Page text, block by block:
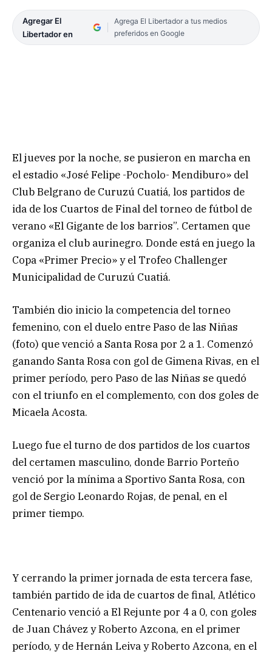
Agregar El
Libertador en
Agrega El Libertador a tus medios
preferidos en Google
El jueves por la noche, se pusieron en marcha en
el estadio «José Felipe -Pocholo- Mendiburo» del
Club Belgrano de Curuzú Cuatiá, los partidos de
ida de los Cuartos de Final del torneo de fútbol de
verano «El Gigante de los barrios”. Certamen que
organiza el club aurinegro. Donde está en juego la
Copa «Primer Precio» y el Trofeo Challenger
Municipalidad de Curuzú Cuatiá.
También dio inicio la competencia del torneo
femenino, con el duelo entre Paso de las Niñas
(foto) que venció a Santa Rosa por 2 a 1. Comenzó
ganando Santa Rosa con gol de Gimena Rivas, en el
primer período, pero Paso de las Niñas se quedó
con el triunfo en el complemento, con dos goles de
Micaela Acosta.
Luego fue el turno de dos partidos de los cuartos
del certamen masculino, donde Barrio Porteño
venció por la mínima a Sportivo Santa Rosa, con
gol de Sergio Leonardo Rojas, de penal, en el
primer tiempo.
Y cerrando la primer jornada de esta tercera fase,
también partido de ida de cuartos de final, Atlético
Centenario venció a El Rejunte por 4 a 0, con goles
de Juan Chávez y Roberto Azcona, en el primer
período, y de Hernán Leiva y Roberto Azcona, en el